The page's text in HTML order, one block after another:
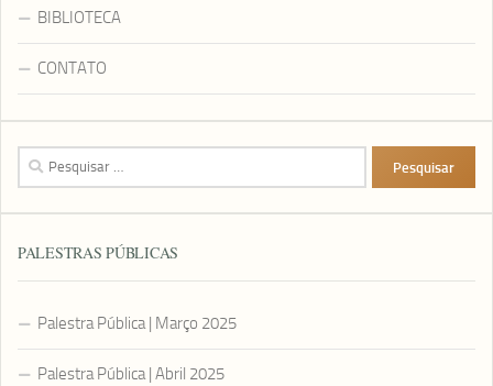
BIBLIOTECA
CONTATO
Pesquisar
por:
PALESTRAS PÚBLICAS
Palestra Pública | Março 2025
Palestra Pública | Abril 2025